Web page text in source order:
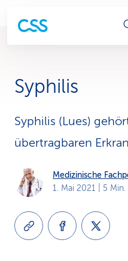
i
Syphilis
Syphilis (Lues)
übertragbaren
Medizinische
1. Mai 2021 | 5